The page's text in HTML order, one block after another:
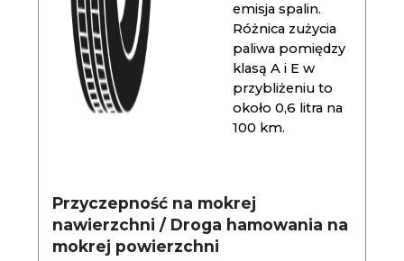
emisja spalin.
Różnica zużycia
paliwa pomiędzy
klasą A i E w
przybliżeniu to
około 0,6 litra na
100 km.
Przyczepność na mokrej
nawierzchni / Droga hamowania na
mokrej powierzchni